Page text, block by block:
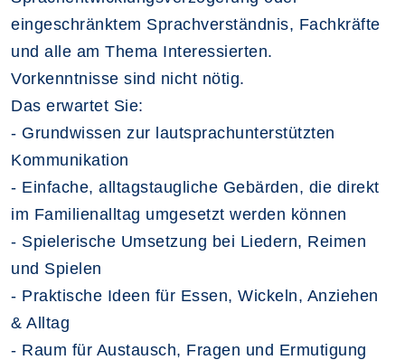
eingeschränktem Sprachverständnis, Fachkräfte
und alle am Thema Interessierten.
Vorkenntnisse sind nicht nötig.
Das erwartet Sie:
- Grundwissen zur lautsprachunterstützten
Kommunikation
- Einfache, alltagstaugliche Gebärden, die direkt
im Familienalltag umgesetzt werden können
- Spielerische Umsetzung bei Liedern, Reimen
und Spielen
- Praktische Ideen für Essen, Wickeln, Anziehen
& Alltag
- Raum für Austausch, Fragen und Ermutigung